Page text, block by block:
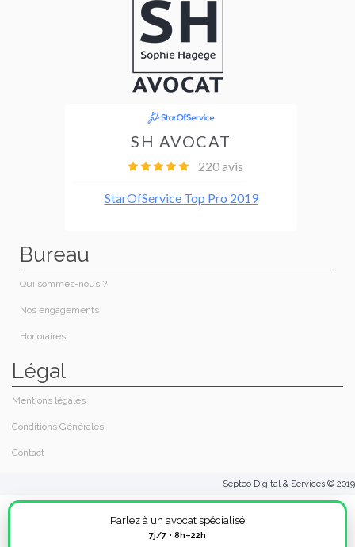
Parlez à un avocat spécialisé
7j/7 • 8h–22h
Bureau
Qui sommes-nous ?
Nos engagements
Honoraires​
Légal
Contact
Mentions légales
Conditions Générales
Septeo Digital & Services © 2019